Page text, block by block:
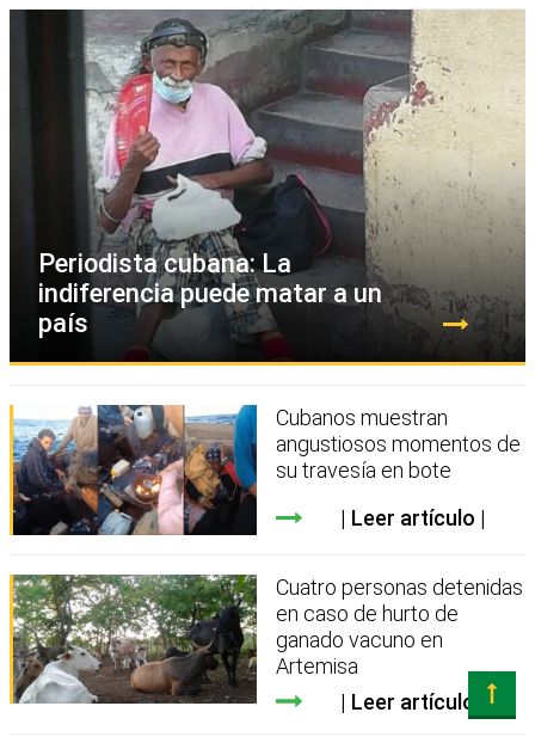
Periodista cubana: La
indiferencia puede matar a un
país
Cubanos muestran
angustiosos momentos de
su travesía en bote
Leer artículo
Cuatro personas detenidas
en caso de hurto de
ganado vacuno en
Artemisa
Leer artículo